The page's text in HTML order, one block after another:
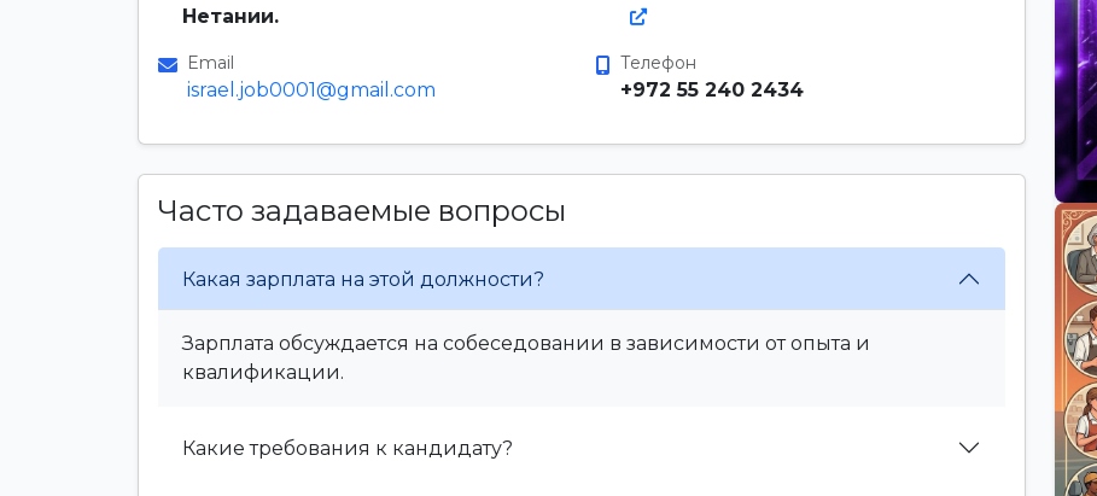
Нетании.
Email
israel.job0001@gmail.com
Телефон
+972 55 240 2434
Часто задаваемые вопросы
Какая зарплата на этой должности?
Зарплата обсуждается на собеседовании в зависимости от опыта и
квалификации.
Какие требования к кандидату?